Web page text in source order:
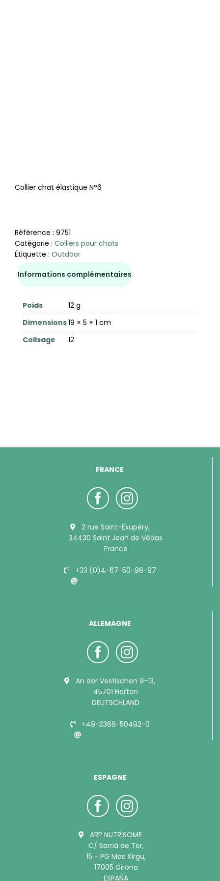
Collier chat élastique N°6
Référence : 9751
Catégorie : Colliers pour chats
Étiquette : Outdoor
Informations complémentaires
Poids
12 g
Dimensions19 × 5 × 1 cm
Colisage
12
FRANCE
2 rue Saint-Exupéry,
34430 Saint Jean de Védas
France
+33 (0)4-67-50-96-97
ALLEMAGNE
An der Vestischen 9-13,
45701 Herten
DEUTSCHLAND
+49-2366-50492-0
ESPAGNE
ARP NUTRISOME
C/ Sarrià de Ter,
15 - PG Mas Xirgu,
17005 Girona
ESPAÑA